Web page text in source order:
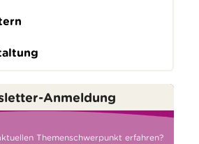
Anmeldung
Themenschwerpunkt erfahren?